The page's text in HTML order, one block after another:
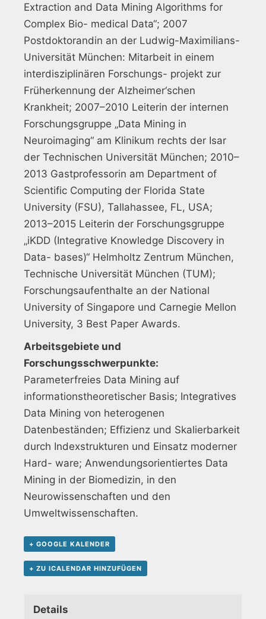
Extraction and Data Mining Algorithms for
Complex Bio- medical Data“; 2007
Postdoktorandin an der Ludwig-Maximilians-
Universität München: Mitarbeit in einem
interdisziplinären Forschungs- projekt zur
Früherkennung der Alzheimer‘schen
Krankheit; 2007–2010 Leiterin der internen
Forschungsgruppe „Data Mining in
Neuroimaging“ am Klinikum rechts der Isar
der Technischen Universität München; 2010–
2013 Gastprofessorin am Department of
Scientific Computing der Florida State
University (FSU), Tallahassee, FL, USA;
2013–2015 Leiterin der Forschungsgruppe
„iKDD (Integrative Knowledge Discovery in
Data- bases)“ Helmholtz Zentrum München,
Technische Universität München (TUM);
Forschungsaufenthalte an der National
University of Singapore und Carnegie Mellon
University, 3 Best Paper Awards.
Arbeitsgebiete und
Forschungsschwerpunkte:
Parameterfreies Data Mining auf
informationstheoretischer Basis; Integratives
Data Mining von heterogenen
Datenbeständen; Effizienz und Skalierbarkeit
durch Indexstrukturen und Einsatz moderner
Hard- ware; Anwendungsorientiertes Data
Mining in der Biomedizin, in den
Neurowissenschaften und den
Umweltwissenschaften.
+ GOOGLE KALENDER
+ ZU ICALENDAR HINZUFÜGEN
Details